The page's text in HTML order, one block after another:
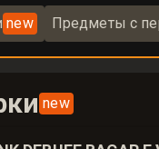
new Предметы с
new